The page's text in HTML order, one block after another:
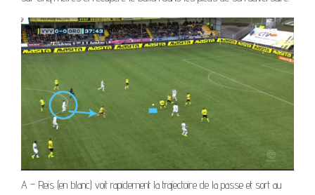
A – Reis (en blanc) voit rapidement la trajectoire de la passe et sort au